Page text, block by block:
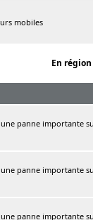
mobiles
En région
panne importante
panne importante
panne importante